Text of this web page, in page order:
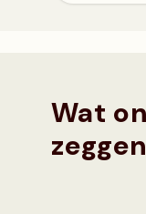
Wat
zeggen